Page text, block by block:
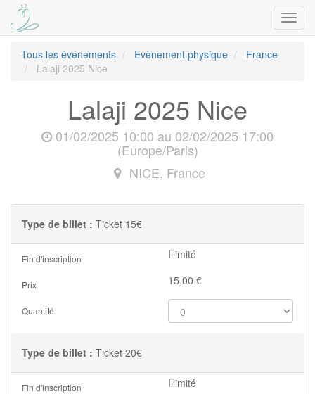
la
Tous les événements Evènement physique
France
Lalaji 2025 Nice
Lalaji 2025 Nice
01/02/2025 10:00 au 02/02/2025 17:00
(Europe/Paris)
NICE, France
Type de billet : Ticket 15€
Fin d'inscription Illimité
Prix 15,00 €
Quantité
Type de billet : Ticket 20€
Fin d'inscription Illimité